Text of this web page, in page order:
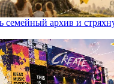
семейный архив и